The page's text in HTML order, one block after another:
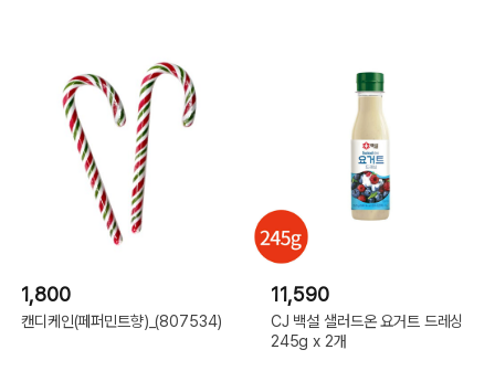
1,800
캔디케인(페퍼민트향)_(807534)
11,590
CJ 백설 샐러드온 요거트 드레싱
245g x 2개